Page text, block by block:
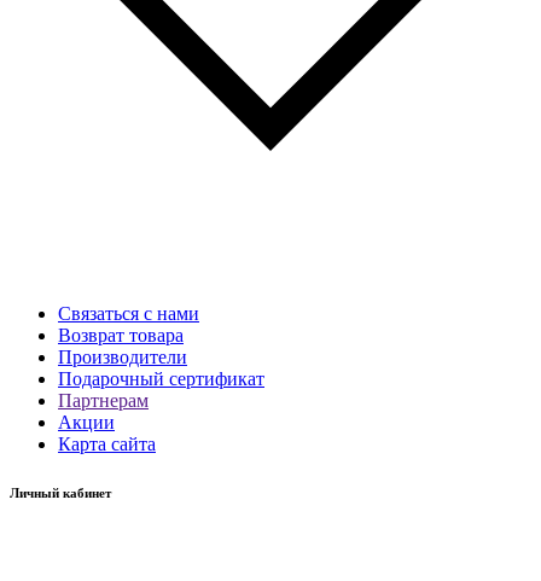
Связаться с нами
Возврат товара
Производители
Подарочный сертификат
Партнерам
Акции
Карта сайта
Личный кабинет